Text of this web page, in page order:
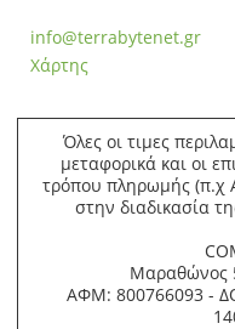
info@terrabytenet.gr
Χάρτης
Όλες οι τιμες
μεταφορικά και οι
τρόπου πληρωμής (π.χ
στην διαδικασία
Μαραθώνος
ΑΦΜ: 800766093 -